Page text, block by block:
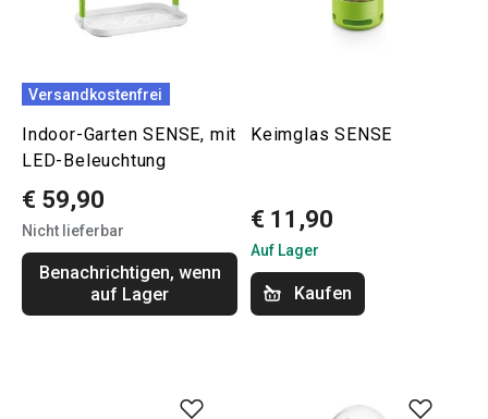
Versandkostenfrei
Indoor-Garten SENSE, mit
LED-Beleuchtung
€ 59,90
Nicht lieferbar
Benachrichtigen, wenn
auf Lager
Keimglas SENSE
€ 11,90
Auf Lager
Kaufen